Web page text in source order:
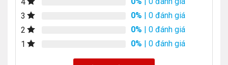
3
0% | 0 đánh giá
2
0% | 0 đánh giá
1
0% | 0 đánh giá